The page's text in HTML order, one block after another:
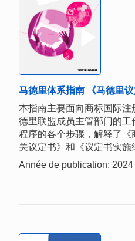
马德里体系指南 《马德里
本指南主要面向商标国际
德里联盟成员主管部门的
程序的各个步骤，解释了
关议定书》和《议定书实施
Année de publication: 2024